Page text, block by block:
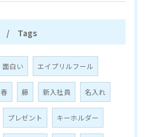
Tags
面白い エイプリルフール
春 藤 新入社員 名入れ
プレゼント キーホルダー